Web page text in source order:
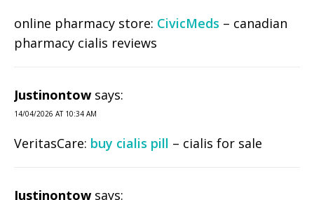
online pharmacy store: CivicMeds – canadian
pharmacy cialis reviews
Justinontow says:
14/04/2026 AT 10:34 AM
VeritasCare: buy cialis pill – cialis for sale
Justinontow says: